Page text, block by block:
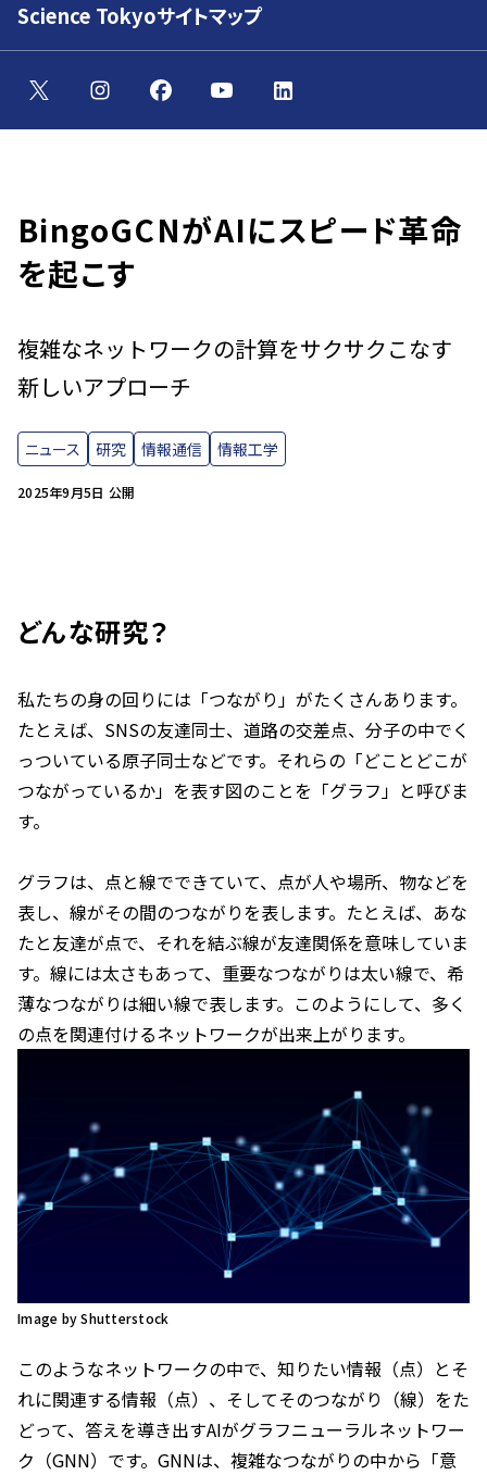
Science Tokyoサイトマップ
BingoGCNがAIにスピード革命
を起こす
2025年9月5日 公開
複雑なネットワークの計算をサクサクこなす
新しいアプローチ
ニュース 研究 情報通信 情報工学
どんな研究？
私たちの身の回りには「つながり」がたくさんあります。
たとえば、SNSの友達同士、道路の交差点、分子の中でく
っついている原子同士などです。それらの「どことどこが
つながっているか」を表す図のことを「グラフ」と呼びま
す。
グラフは、点と線でできていて、点が人や場所、物などを
表し、線がその間のつながりを表します。たとえば、あな
たと友達が点で、それを結ぶ線が友達関係を意味していま
す。線には太さもあって、重要なつながりは太い線で、希
薄なつながりは細い線で表します。このようにして、多く
の点を関連付けるネットワークが出来上がります。
Image by Shutterstock
このようなネットワークの中で、知りたい情報（点）とそ
れに関連する情報（点）、そしてそのつながり（線）をた
どって、答えを導き出すAIがグラフニューラルネットワー
ク（GNN）です。GNNは、複雑なつながりの中から「意